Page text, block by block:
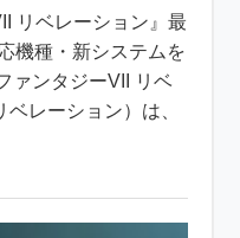
リベレーション』最
機種・新システムを
ァンタジーVII リベ
レーション）は、